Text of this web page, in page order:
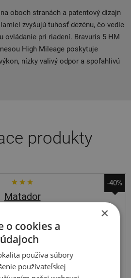
oboch stranách a patentový dizajn
zvyšujú tuhosť dezénu, čo vedie
ovládanie pri riadení. Bravuris 5 HM
High Mileage poskytuje
nízky valivý odpor a spoľahlivú
produkty
-40%
Matador
45 R17
91Y
FR
×
o cookies a
používa súbory
používateľskej